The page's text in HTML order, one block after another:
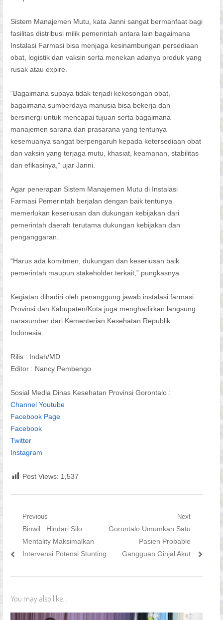
Sistem Manajemen Mutu, kata Janni sangat bermanfaat bagi
fasilitas distribusi milik pemerintah antara lain bagaimana
Instalasi Farmasi bisa menjaga kesinambungan persediaan
obat, logistik dan vaksin serta menekan adanya produk yang
rusak atau expire.
“Bagaimana supaya tidak terjadi kekosongan obat,
bagaimana sumberdaya manusia bisa bekerja dan
bersinergi untuk mencapai tujuan serta bagaimana
manajemen sarana dan prasarana yang tentunya
kesemuanya sangat berpengaruh kepada ketersediaan obat
dan vaksin yang terjaga mutu, khasiat, keamanan, stabilitas
dan efikasinya,“ ujar Janni.
Agar penerapan Sistem Manajemen Mutu di Instalasi
Farmasi Pemerintah berjalan dengan baik tentunya
memerlukan keseriusan dan dukungan kebijakan dari
pemerintah daerah terutama dukungan kebijakan dan
penganggaran.
“Harus ada komitmen, dukungan dan keseriusan baik
pemerintah maupun stakeholder terkait,” pungkasnya.
Kegiatan dihadiri oleh penanggung jawab instalasi farmasi
Provinsi dan Kabupaten/Kota juga menghadirkan langsung
narasumber dari Kementerian Kesehatan Republik
Indonesia.
Rilis : Indah/MD
Editor : Nancy Pembengo
Sosial Media Dinas Kesehatan Provinsi Gorontalo :
Channel Youtube
Facebook Page
Facebook
Twitter
Instagram
Post Views: 1,537
Navigasi
pos
Previous
Previous
post:
Binwil : Hindari Silo
Mentality Maksimalkan
Intervensi Potensi Stunting
Next
Next
Gorontalo Umumkan Satu
Pasien Probable
Gangguan Ginjal Akut
You may also like...